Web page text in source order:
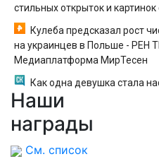
стильных открыток и
Кулеба предсказал рост
на украинцев в Польше - РЕН
Медиаплатформа МирТесен
Как одна девушка стала
двух подростков из детского
Наши
награды
См. список